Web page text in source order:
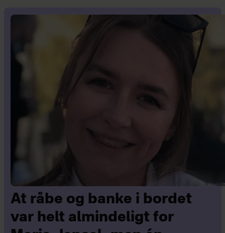
At råbe og banke i bordet
var helt almindeligt for